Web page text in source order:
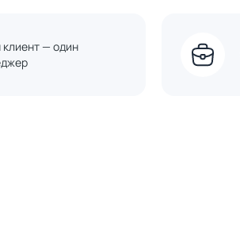
— один